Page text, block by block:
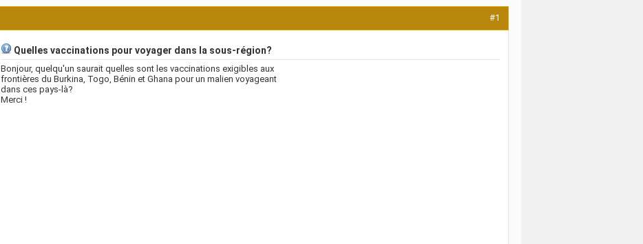
#1
Quelles vaccinations pour voyager dans la sous-région?
Bonjour, quelqu'un saurait quelles sont les vaccinations exigibles aux
frontières du Burkina, Togo, Bénin et Ghana pour un malien voyageant
dans ces pays-là?
Merci !